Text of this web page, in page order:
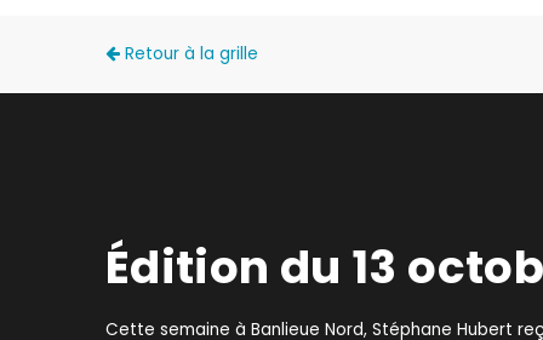
Retour à la grille
Édition du 13
Cette semaine à Banlieue Nord, Stéphane Hubert